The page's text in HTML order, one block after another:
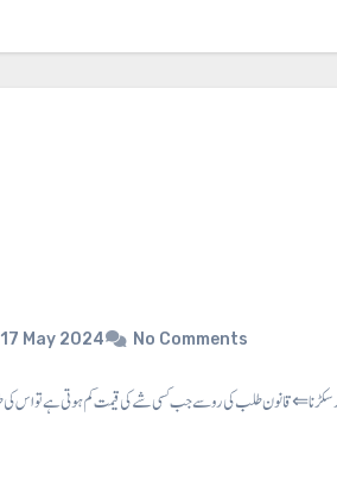
17 May 2024 No Comments